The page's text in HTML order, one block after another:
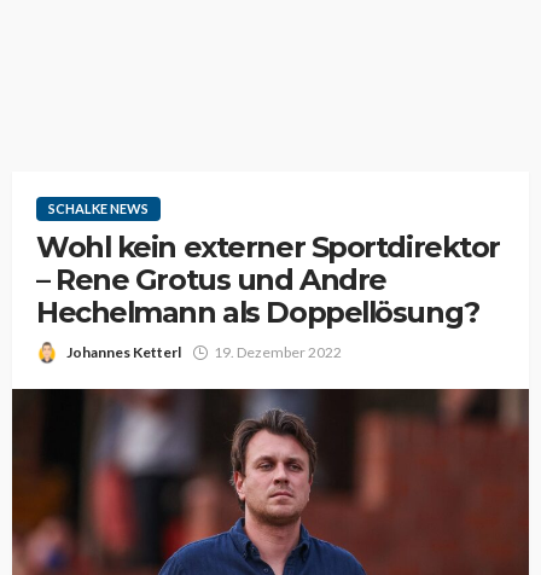
SCHALKE NEWS
Wohl kein externer Sportdirektor
– Rene Grotus und Andre
Hechelmann als Doppellösung?
Johannes Ketterl 19. Dezember 2022